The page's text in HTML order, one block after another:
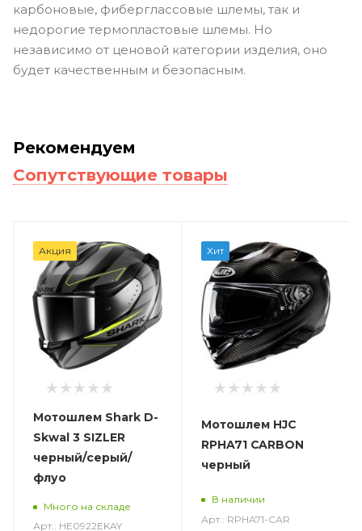
карбоновые, фиберглассовые шлемы, так и
недорогие термопластовые шлемы. Но
независимо от ценовой категории изделия, оно
будет качественным и безопасным.
Рекомендуем
Сопутствующие товары
Акция
Мотошлем Shark D-
Skwal 3 SIZLER
черный/серый/
флуо
Много на складе
Арт.: HE0922EKAY
Хит
Мотошлем HJC
RPHA71 CARBON
черный
В наличии
Арт.: RPHA71-CAR